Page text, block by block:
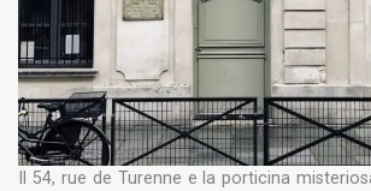
Il 54, rue de Turenne e la porticina